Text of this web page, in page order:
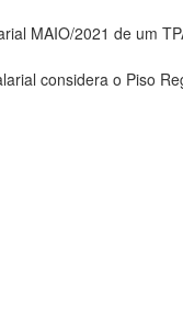
MAIO/2021 de um
considera o Piso